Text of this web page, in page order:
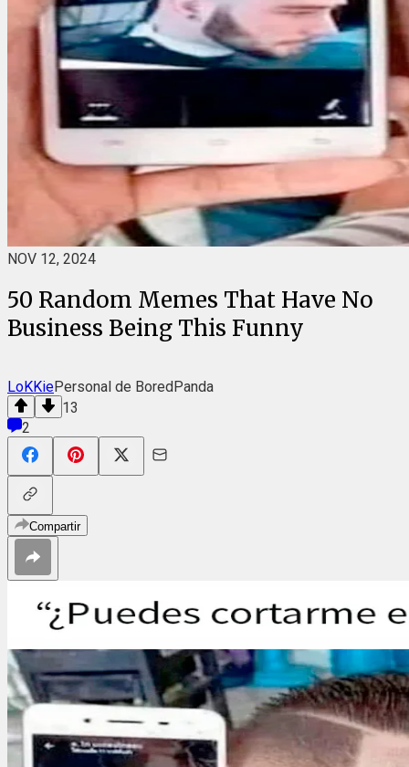
NOV 12, 2024
50 Random Memes That Have No
Business Being This Funny
LoKKiePersonal de BoredPanda
13
2
Compartir